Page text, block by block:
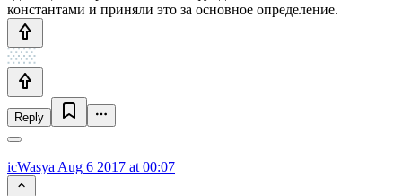
константами и приняли это за основное определение.
Reply
icWasya Aug 6 2017 at 00:07